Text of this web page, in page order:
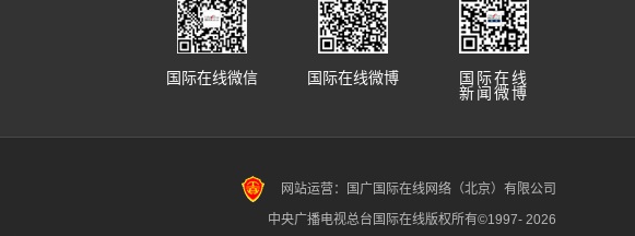
国际在线
新闻微博
国际在线微博
国际在线微信
网站运营：国广国际在线网络（北京）有限公司
中央广播电视总台国际在线版权所有©1997- 2026